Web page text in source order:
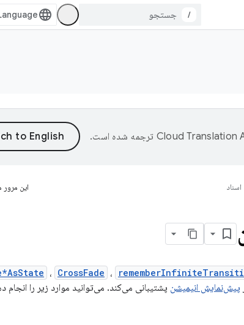
/
ترجمه شده است.
اسناد این مرور
، CrossFade ،
پیش‌نمایش انیمیشن پشتیبانی می‌کند. می‌توانید موارد زیر را انجام